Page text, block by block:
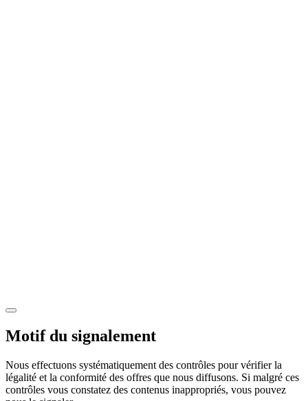
Motif du signalement
Nous effectuons systématiquement des contrôles pour vérifier la
légalité et la conformité des offres que nous diffusons. Si malgré ces
contrôles vous constatez des contenus inappropriés, vous pouvez